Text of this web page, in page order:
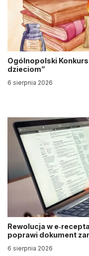
Ogólnopolski
dzieciom”
6 sierpnia 2026
Rewolucja w
poprawi dokument
6 sierpnia 2026